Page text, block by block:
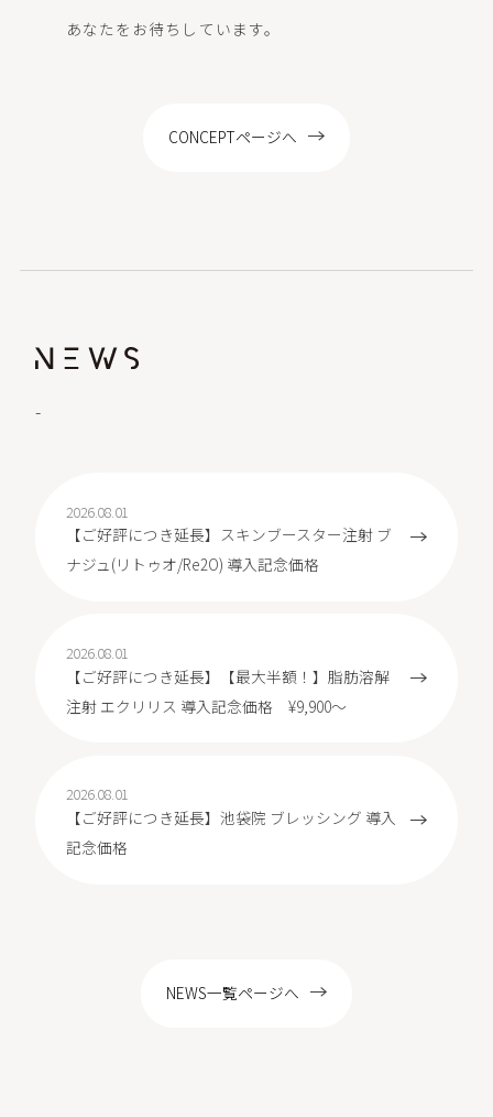
あなたをお待ちしています。
CONCEPTページへ
-
2026.08.01
【ご好評につき延長】スキンブースター注射 ブ
ナジュ(リトゥオ/Re2O) 導入記念価格
2026.08.01
【ご好評につき延長】【最大半額！】脂肪溶解
注射 エクリリス 導入記念価格 ¥9,900～
2026.08.01
【ご好評につき延長】池袋院 ブレッシング 導入
記念価格
NEWS一覧ページへ